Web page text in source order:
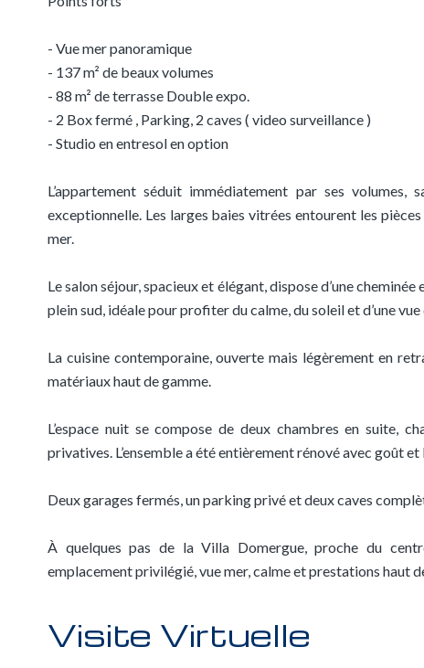
- Vue mer panoramique
- 137 m² de beaux volumes
- 88 m² de terrasse Double expo.
- 2 Box fermé , Parking, 2 caves ( video surveillance )
- Studio en entresol en option
L’appartement séduit immédiatement par ses
exceptionnelle. Les larges baies vitrées entourent les
mer.
Le salon séjour, spacieux et élégant, dispose d’une
plein sud, idéale pour profiter du calme, du soleil et d’une
La cuisine contemporaine, ouverte mais légèrement en
matériaux haut de gamme.
L’espace nuit se compose de deux chambres en suite,
privatives. L’ensemble a été entièrement rénové avec goût
Deux garages fermés, un parking privé et deux caves
À quelques pas de la Villa Domergue, proche du
emplacement privilégié, vue mer, calme et prestations haut
Visite Virtuelle